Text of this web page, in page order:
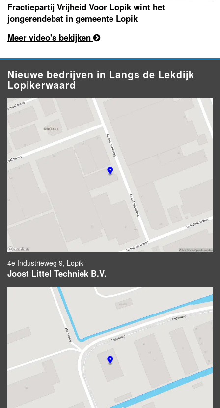
Fractiepartij Vrijheid Voor Lopik wint het
jongerendebat in gemeente Lopik
Meer video's bekijken
Nieuwe bedrijven in Langs de Lekdijk
Lopikerwaard
4e Industrieweg 9, Lopik
Joost Littel Techniek B.V.